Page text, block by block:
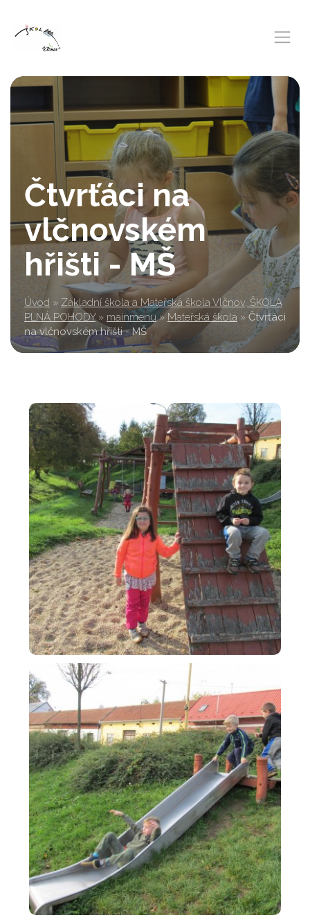
Čtvrťáci na
vlčnovském
hřišti - MŠ
Úvod » Základní škola a Mateřská škola Vlčnov, ŠKOLA
PLNÁ POHODY » mainmenu » Mateřská škola » Čtvrťáci
na vlčnovském hřišti - MŠ